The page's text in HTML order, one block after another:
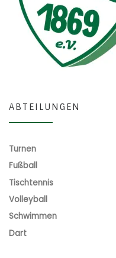
ABTEILUNGEN
Turnen
Fußball
Tischtennis
Volleyball
Schwimmen
Dart